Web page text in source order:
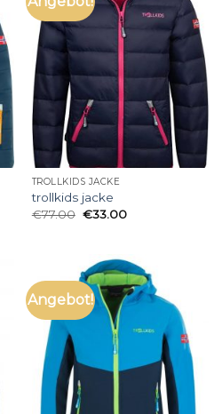
TROLLKIDS JACKE
trollkids jacke
€77.00 €33.00
Angebot!